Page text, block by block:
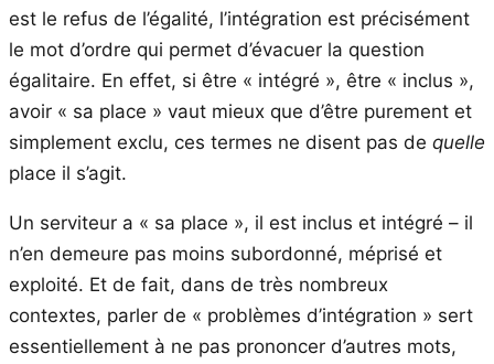
est le refus de l’égalité, l’intégration est précisément
le mot d’ordre qui permet d’évacuer la question
égalitaire. En effet, si être « intégré », être « inclus »,
avoir « sa place » vaut mieux que d’être purement et
simplement exclu, ces termes ne disent pas de quelle
place il s’agit.
Un serviteur a « sa place », il est inclus et intégré – il
n’en demeure pas moins subordonné, méprisé et
exploité. Et de fait, dans de très nombreux
contextes, parler de « problèmes d’intégration » sert
essentiellement à ne pas prononcer d’autres mots,